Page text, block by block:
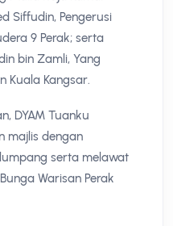
Siffudin, Pengerusi
9 Perak; serta
bin Zamli, Yang
Kuala Kangsar.
DYAM Tuanku
majlis dengan
serta melawat
Warisan Perak